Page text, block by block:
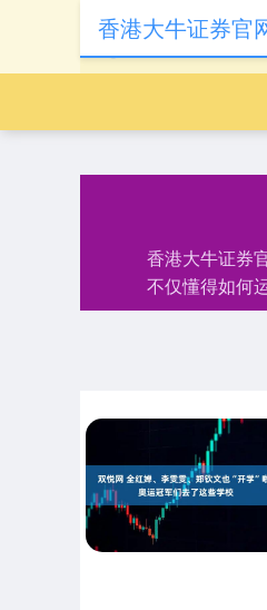
香港大牛证券
不仅懂得如何
香港大牛证券官